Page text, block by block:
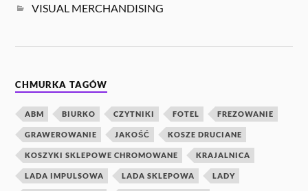
VISUAL MERCHANDISING
CHMURKA TAGÓW
ABM BIURKO CZYTNIKI FOTEL FREZOWANIE
GRAWEROWANIE JAKOŚĆ KOSZE DRUCIANE
KOSZYKI SKLEPOWE CHROMOWANE KRAJALNICA
LADA IMPULSOWA LADA SKLEPOWA LADY